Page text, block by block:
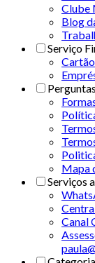
Clube
Blog
Serviço
Mapa
Serviços
Canal